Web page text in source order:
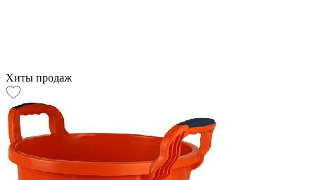
Хиты продаж